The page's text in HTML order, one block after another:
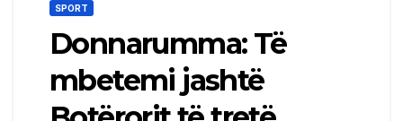
SPORT
Donnarumma: Të
mbetemi jashtë